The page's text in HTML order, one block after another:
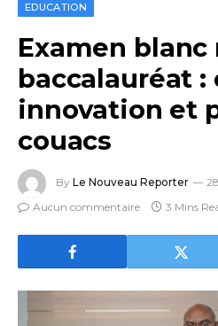
EDUCATION
Examen
baccalauréat :
innovation et
couacs
By Le Nouveau Reporter
Aucun commentaire
3 Mins